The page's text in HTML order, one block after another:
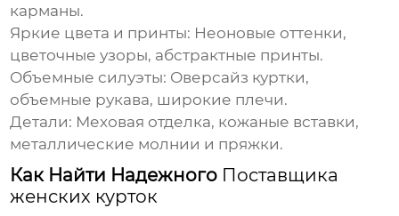
карманы.
Яркие цвета и принты: Неоновые оттенки,
цветочные узоры, абстрактные принты.
Объемные силуэты: Оверсайз куртки,
объемные рукава, широкие плечи.
Детали: Меховая отделка, кожаные вставки,
металлические молнии и пряжки.
Как Найти Надежного Поставщика
женских курток